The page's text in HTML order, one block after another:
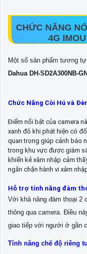
CHỨC NĂNG
4G
Một số sản phẩm tương
Dahua DH-SD2A300NB-
Chức Năng Còi Hú và
Điểm nổi bật của camera
xanh đỏ khi phát hiện có
quan trọng giúp cảnh báo
trong khu vực được giám
khiến kẻ xâm nhập cảm
ngăn chặn hành vi xâm
Hỗ trợ tính năng đàm
Với khả năng đàm thoại 2
thông qua camera. Điều
giao tiếp với người ở gần
Tính năng chế độ riêng